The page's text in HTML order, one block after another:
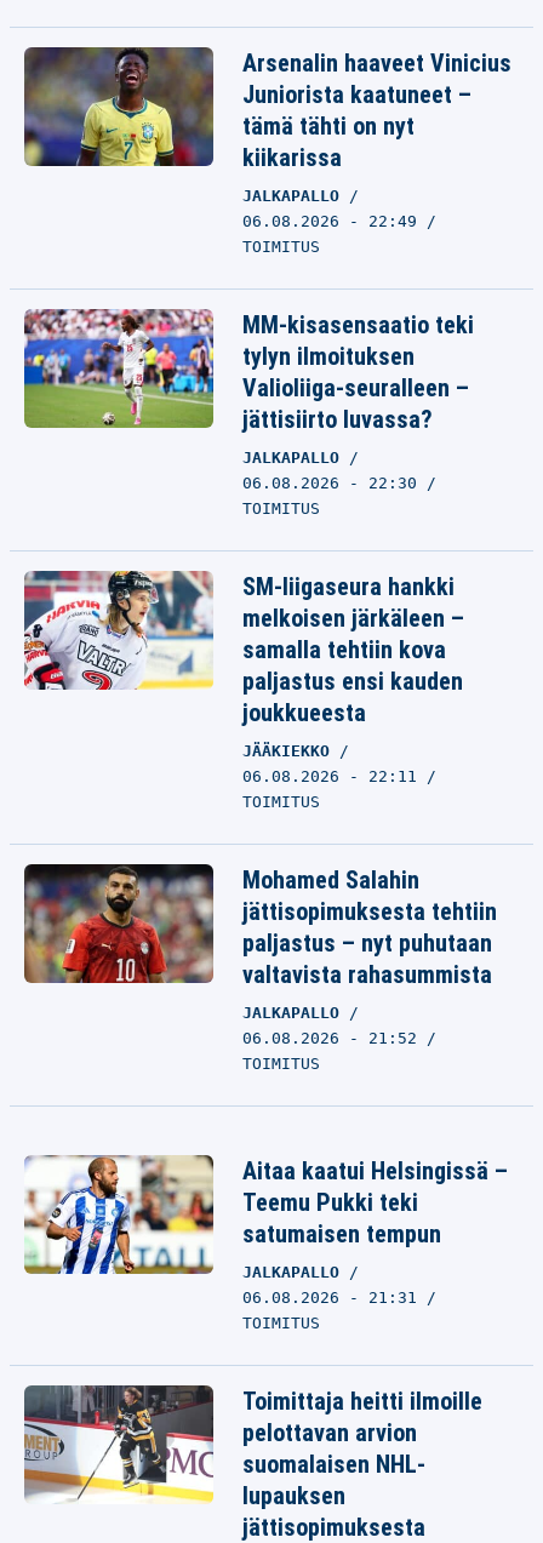
Arsenalin haaveet Vinicius
Juniorista kaatuneet –
tämä tähti on nyt
kiikarissa
JALKAPALLO
06.08.2026 - 22:49
TOIMITUS
MM-kisasensaatio teki
tylyn ilmoituksen
Valioliiga-seuralleen –
jättisiirto luvassa?
JALKAPALLO
06.08.2026 - 22:30
TOIMITUS
SM-liigaseura hankki
melkoisen järkäleen –
samalla tehtiin kova
paljastus ensi kauden
joukkueesta
JÄÄKIEKKO
06.08.2026 - 22:11
TOIMITUS
Mohamed Salahin
jättisopimuksesta tehtiin
paljastus – nyt puhutaan
valtavista rahasummista
JALKAPALLO
06.08.2026 - 21:52
TOIMITUS
Aitaa kaatui Helsingissä –
Teemu Pukki teki
satumaisen tempun
JALKAPALLO
06.08.2026 - 21:31
TOIMITUS
Toimittaja heitti ilmoille
pelottavan arvion
suomalaisen NHL-
lupauksen
jättisopimuksesta